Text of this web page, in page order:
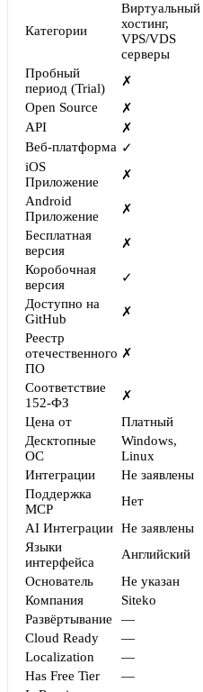
Категории
Виртуальный
хостинг,
VPS/VDS
серверы
Пробный
период (Trial)
✗
Open Source
✗
API
✗
Веб-платформа ✓
iOS
Приложение
✗
Android
Приложение
✗
Бесплатная
версия
✗
Коробочная
версия
✓
Доступно на
GitHub
✗
Реестр
отечественного
ПО
✗
Соответствие
152-ФЗ
✗
Цена от
Платный
Десктопные
ОС
Windows,
Linux
Интеграции
Не заявлены
Поддержка
MCP
Нет
AI Интеграции Не заявлены
Языки
интерфейса
Английский
Основатель
Не указан
Компания
Siteko
Развёртывание
—
Cloud Ready
—
Localization
—
Has Free Tier
—